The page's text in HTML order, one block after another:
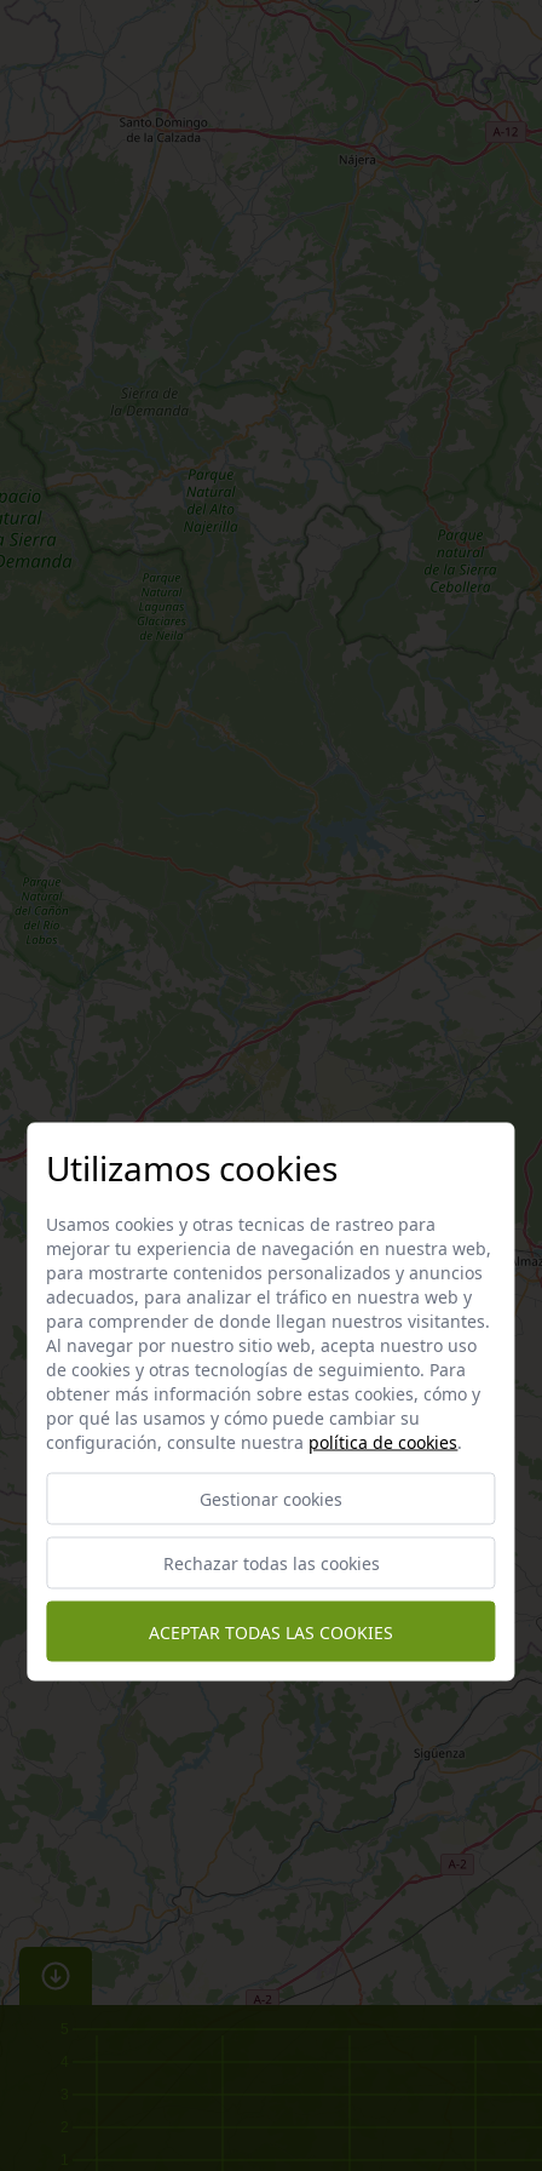
Utilizamos cookies
Usamos cookies y otras tecnicas de rastreo para
mejorar tu experiencia de navegación en nuestra web,
para mostrarte contenidos personalizados y anuncios
adecuados, para analizar el tráfico en nuestra web y
para comprender de donde llegan nuestros visitantes.
Al navegar por nuestro sitio web, acepta nuestro uso
de cookies y otras tecnologías de seguimiento. Para
obtener más información sobre estas cookies, cómo y
por qué las usamos y cómo puede cambiar su
configuración, consulte nuestra política de cookies.
Gestionar cookies
Rechazar todas las cookies
ACEPTAR TODAS LAS COOKIES